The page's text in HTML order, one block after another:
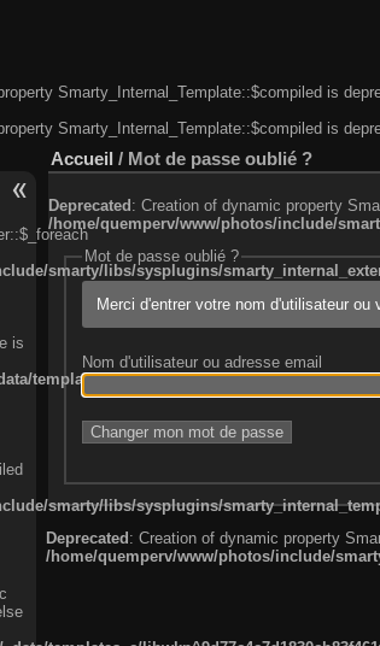
Smarty_Internal_Template::$compiled is
Smarty_Internal_Template::$compiled is
smarty/libs/sysplugins/
is
templates_c/
smarty/libs/sysplugins/
Accueil / Mot de passe oublié ?
Deprecated: Creation of dynamic property
/home/quemperv/www/photos/include/
Mot de passe oublié ?
Merci d'entrer votre nom d'utilisateur
Nom d'utilisateur ou adresse email
Deprecated : Creation of dynamic property
/home/quemperv/www/photos/include/